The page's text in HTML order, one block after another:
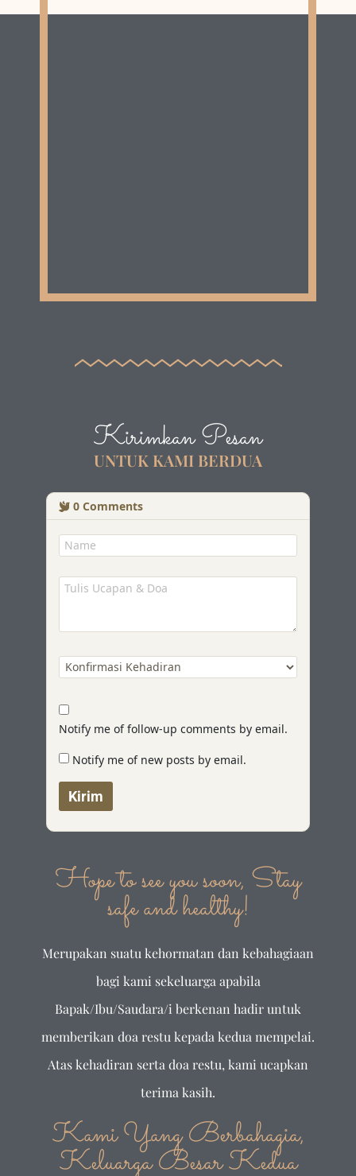
Kirimkan Pesan
UNTUK KAMI BERDUA
0 Comments
Notify me of follow-up comments by email.
Notify me of new posts by email.
Hope to see you soon, Stay
safe and healthy!
Merupakan suatu kehormatan dan kebahagiaan
bagi kami sekeluarga apabila
Bapak/Ibu/Saudara/i berkenan hadir untuk
memberikan doa restu kepada kedua mempelai.
Atas kehadiran serta doa restu, kami ucapkan
terima kasih.
Kami Yang Berbahagia,
Keluarga Besar Kedua